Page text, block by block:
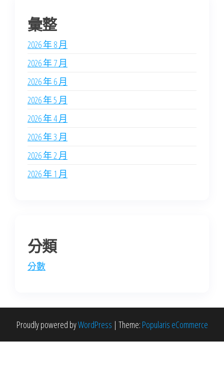
彙整
2026 年 8 月
2026 年 7 月
2026 年 6 月
2026 年 5 月
2026 年 4 月
2026 年 3 月
2026 年 2 月
2026 年 1 月
分類
分數
Proudly powered byWordPress | Theme: Popularis eCommerce